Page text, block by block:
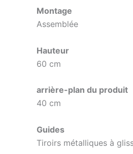
Montage
Assemblée
Hauteur
60 cm
arrière-plan du produit
40 cm
Guides
Tiroirs métalliques à